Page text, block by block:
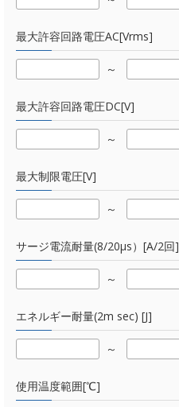
最大許容回路電圧AC[Vrms]
最大許容回路電圧DC[V]
最大制限電圧[V]
サージ電流耐量(8/20µs）[A/2回]
エネルギー耐量(2m sec) [J]
使用温度範囲[℃]